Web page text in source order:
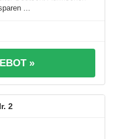
...
»
2